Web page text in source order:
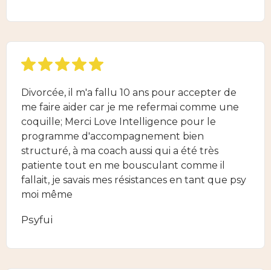
Divorcée, il m'a fallu 10 ans pour accepter de
me faire aider car je me refermai comme une
coquille; Merci Love Intelligence pour le
programme d'accompagnement bien
structuré, à ma coach aussi qui a été très
patiente tout en me bousculant comme il
fallait, je savais mes résistances en tant que psy
moi même
Psyfui